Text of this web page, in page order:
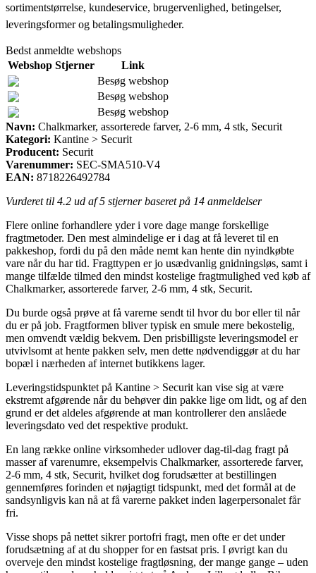
sortimentstørrelse, kundeservice, brugervenlighed, betingelser,
leveringsformer og betalingsmuligheder.
Bedst anmeldte webshops
Webshop Stjerner
Link
Besøg webshop
Besøg webshop
Besøg webshop
Navn: Chalkmarker, assorterede farver, 2-6 mm, 4 stk, Securit
Kategori: Kantine > Securit
Producent: Securit
Varenummer: SEC-SMA510-V4
EAN: 8718226492784
Vurderet til 4.2 ud af 5 stjerner baseret på 14 anmeldelser
Flere online forhandlere yder i vore dage mange forskellige
fragtmetoder. Den mest almindelige er i dag at få leveret til en
pakkeshop, fordi du på den måde nemt kan hente din nyindkøbte
vare når du har tid. Fragttypen er jo usædvanlig gnidningsløs, samt i
mange tilfælde tilmed den mindst kostelige fragtmulighed ved køb af
Chalkmarker, assorterede farver, 2-6 mm, 4 stk, Securit.
Du burde også prøve at få varerne sendt til hvor du bor eller til når
du er på job. Fragtformen bliver typisk en smule mere bekostelig,
men omvendt vældig bekvem. Den prisbilligste leveringsmodel er
utvivlsomt at hente pakken selv, men dette nødvendiggør at du har
bopæl i nærheden af internet butikkens lager.
Leveringstidspunktet på Kantine > Securit kan vise sig at være
ekstremt afgørende når du behøver din pakke lige om lidt, og af den
grund er det aldeles afgørende at man kontrollerer den anslåede
leveringsdato ved det respektive produkt.
En lang række online virksomheder udlover dag-til-dag fragt på
masser af varenumre, eksempelvis Chalkmarker, assorterede farver,
2-6 mm, 4 stk, Securit, hvilket dog forudsætter at bestillingen
gennemføres forinden et nøjagtigt tidspunkt, med det formål at de
sandsynligvis kan nå at få varerne pakket inden lagerpersonalet får
fri.
Visse shops på nettet sikrer portofri fragt, men ofte er det under
forudsætning af at du shopper for en fastsat pris. I øvrigt kan du
overveje den mindst kostelige fragtløsning, der mange gange – uden